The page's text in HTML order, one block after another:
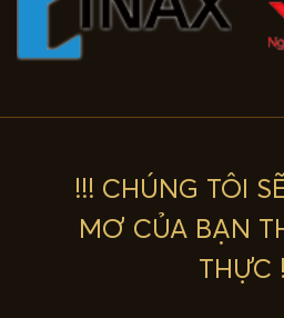
!!! CHÚNG TÔI
MƠ CỦA BẠN
THỰC